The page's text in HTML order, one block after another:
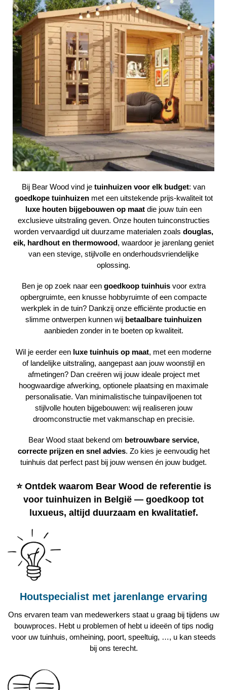
Bij Bear Wood vind je tuinhuizen voor elk budget: van
goedkope tuinhuizenmet een uitstekende prijs-kwaliteit tot
luxe houten bijgebouwen op maat die jouw tuin een
exclusieve uitstraling geven. Onze houten tuinconstructies
worden vervaardigd uit duurzame materialen zoals douglas,
eik, hardhout en thermowood, waardoor je jarenlang geniet
van een stevige, stijlvolle en onderhoudsvriendelijke
oplossing.
Ben je op zoek naar een goedkoop tuinhuisvoor extra
opbergruimte, een knusse hobbyruimte of een compacte
werkplek in de tuin? Dankzij onze efficiënte productie en
slimme ontwerpen kunnen wij betaalbare tuinhuizen
aanbieden zonder in te boeten op kwaliteit.
Wil je eerder een luxe tuinhuis op maat, met een moderne
of landelijke uitstraling, aangepast aan jouw woonstijl en
afmetingen? Dan creëren wij jouw ideale project met
hoogwaardige afwerking, optionele plaatsing en maximale
personalisatie. Van minimalistische tuinpaviljoenen tot
stijlvolle houten bijgebouwen: wij realiseren jouw
droomconstructie met vakmanschap en precisie.
Bear Woodstaat bekend om betrouwbare service,
correcte prijzen en snel advies. Zo kies je eenvoudig het
tuinhuis dat perfect past bij jouw wensen én jouw budget.
⭐ Ontdek waarom Bear Wood de referentie is
voor tuinhuizen in België — goedkoop tot
luxueus, altijd duurzaam en kwalitatief.
Houtspecialist met jarenlange ervaring
Ons ervaren team van medewerkers staat u graag bij tijdens uw
bouwproces. Hebt u problemen of hebt u ideeën of tips nodig
voor uw tuinhuis, omheining, poort, speeltuig, …, u kan steeds
bij ons terecht.